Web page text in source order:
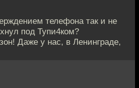
телефона так и не
под Тупи4ком?
Даже у нас, в Ленинграде,